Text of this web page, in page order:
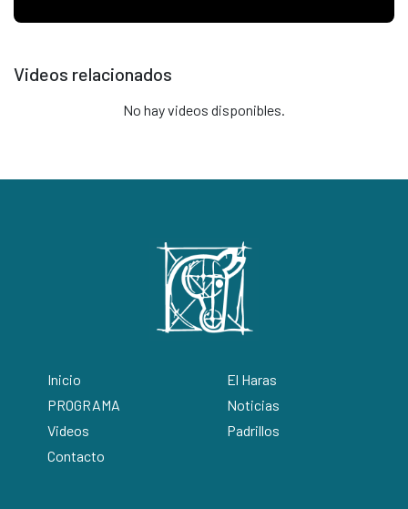
Videos relacionados
No hay videos disponibles.
Inicio
El Haras
PROGRAMA
Noticias
Videos
Padrillos
Contacto